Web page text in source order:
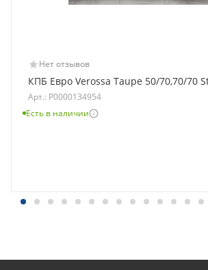
Нет отзывов
КПБ Евро Verossa Taupe 50/70,70/70
Арт.: Р0000134954
Есть в наличии